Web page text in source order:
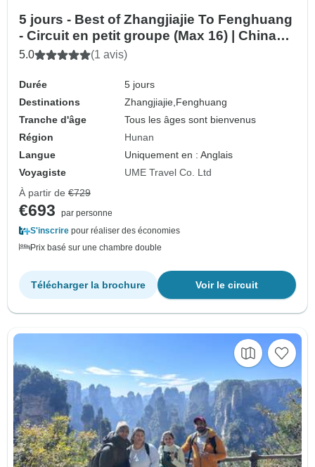
5 jours - Best of Zhangjiajie To Fenghuang
- Circuit en petit groupe (Max 16) | China
Package Adventure
5.0 (1 avis)
Durée
5 jours
Destinations
Zhangjiajie,Fenghuang
Tranche d'âge
Tous les âges sont bienvenus
Région
Hunan
Langue
Uniquement en : Anglais
Voyagiste
UME Travel Co. Ltd
À partir de €729
€693
par personne
S'inscrire pour réaliser des économies
Prix basé sur une chambre double
Voir le circuit
Télécharger la brochure